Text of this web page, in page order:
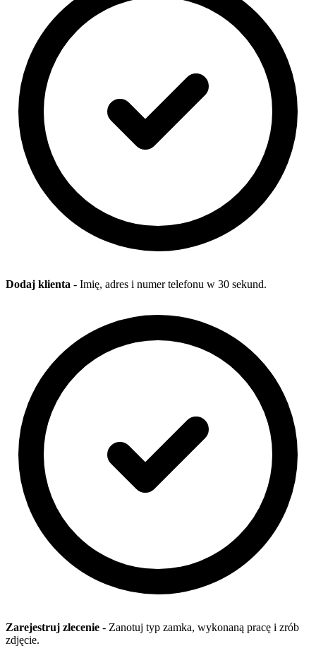
Dodaj klienta - Imię, adres i numer telefonu w 30 sekund.
Zarejestruj zlecenie - Zanotuj typ zamka, wykonaną pracę i zrób
zdjęcie.